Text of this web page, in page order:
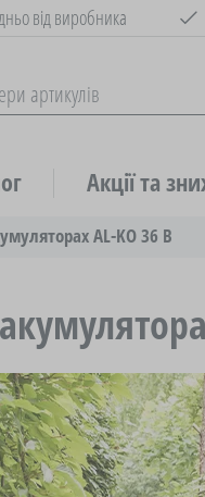
від виробника
Акції та
AL-KO 36 В